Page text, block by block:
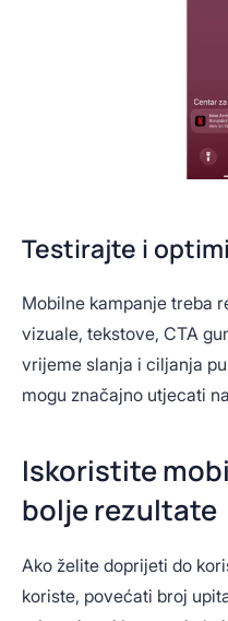
Testirajte i
Mobilne kampanje treba
vizuale, tekstove, CTA
vrijeme slanja i ciljanja
mogu značajno utjecati
Iskoristite
bolje rezultate
Ako želite doprijeti do
koriste, povećati broj